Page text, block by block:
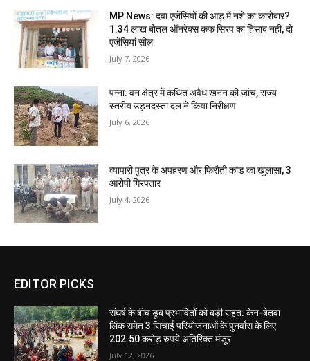
MP News: दवा एजेंसियों की आड़ में नशे का कारोबार?
1.34 लाख बोतल ऑनरेक्स कफ सिरप का हिसाब नहीं, दो
एजेंसियां सील
July 7, 2026
पन्ना: वन क्षेत्र में कथित अवैध खनन की जांच, राज्य
स्तरीय उड़नदस्ता दल ने किया निरीक्षण
July 6, 2026
व्यापारी पुत्र के अपहरण और फिरौती कांड का खुलासा, 3
आरोपी गिरफ्तार
July 4, 2026
EDITOR PICKS
संघर्ष के बीच डूब प्रभावितों को बड़ी राहत: केन-बेतवा
लिंक समेत 3 सिंचाई परियोजनाओं के पुनर्वास के लिए
202.50 करोड़ रुपये अतिरिक्त मंजूर
July 12, 2026